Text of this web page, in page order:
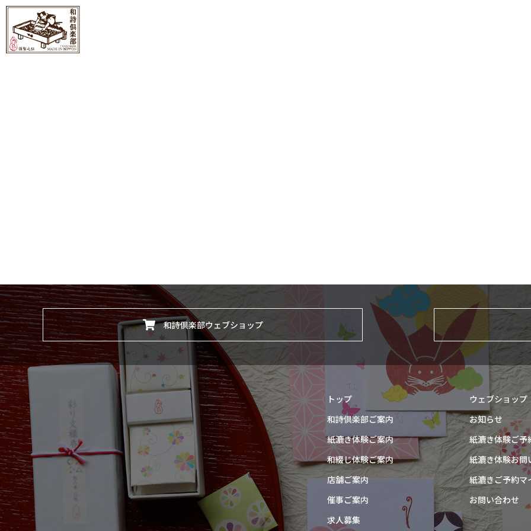
和詩倶楽部ウェブショップ
トップ
和詩倶楽部ご案内
紙漉き体験ご案内
和綴じ体験ご案内
店舗ご案内
催事ご案内
求人募集
ウェブショップ
お知らせ
紙漉き体験ご予
紙漉き体験お問
紙漉きご予約マ
お問い合わせ